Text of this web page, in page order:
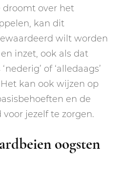
droomt over het
kan dit
wilt worden
inzet, ook als dat
of ‘alledaags’
kan ook wijzen op
en de
jezelf te zorgen.
oogsten